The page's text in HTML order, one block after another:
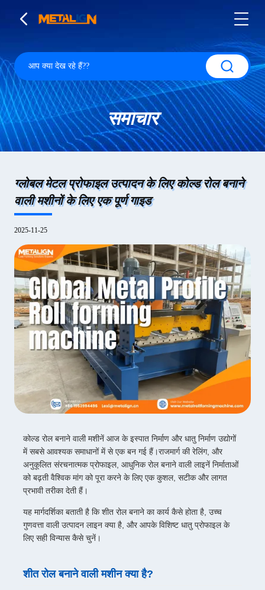
समाचार
ग्लोबल मेटल प्रोफाइल उत्पादन के लिए कोल्ड रोल बनाने
वाली मशीनों के लिए एक पूर्ण गाइड
2025-11-25
कोल्ड रोल बनाने वाली मशीनें आज के इस्पात निर्माण और धातु निर्माण उद्योगों
में सबसे आवश्यक समाधानों में से एक बन गई हैं।राजमार्ग की रेलिंग, और
अनुकूलित संरचनात्मक प्रोफाइल, आधुनिक रोल बनाने वाली लाइनें निर्माताओं
को बढ़ती वैश्विक मांग को पूरा करने के लिए एक कुशल, सटीक और लागत
प्रभावी तरीका देती हैं।
यह मार्गदर्शिका बताती है कि शीत रोल बनाने का कार्य कैसे होता है, उच्च
गुणवत्ता वाली उत्पादन लाइन क्या है, और आपके विशिष्ट धातु प्रोफाइल के
लिए सही विन्यास कैसे चुनें।
शीत रोल बनाने वाली मशीन क्या है?